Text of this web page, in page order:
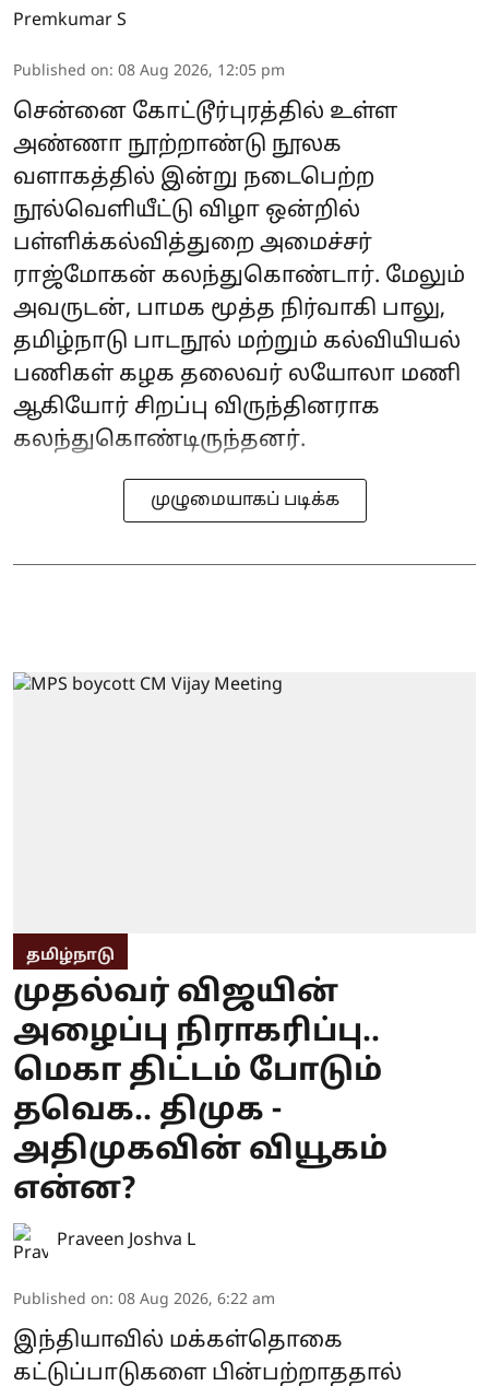
Premkumar S
Published on: 08 Aug 2026, 12:05 pm
சென்னை கோட்டூர்புரத்தில் உள்ள
அண்ணா நூற்றாண்டு நூலக
வளாகத்தில் இன்று நடைபெற்ற
நூல்வெளியீட்டு விழா ஒன்றில்
பள்ளிக்கல்வித்துறை அமைச்சர்
ராஜ்மோகன் கலந்துகொண்டார். மேலும்
அவருடன், பாமக மூத்த நிர்வாகி பாலு,
தமிழ்நாடு பாடநூல் மற்றும் கல்வியியல்
பணிகள் கழக தலைவர் லயோலா மணி
ஆகியோர் சிறப்பு விருந்தினராக
கலந்துகொண்டிருந்தனர்.
முழுமையாகப் படிக்க
தமிழ்நாடு
முதல்வர் விஜயின்
அழைப்பு நிராகரிப்பு..
மெகா திட்டம் போடும்
தவெக.. திமுக -
அதிமுகவின் வியூகம்
என்ன?
Praveen Joshva L
Published on: 08 Aug 2026, 6:22 am
இந்தியாவில் மக்கள்தொகை
கட்டுப்பாடுகளை பின்பற்றாததால்